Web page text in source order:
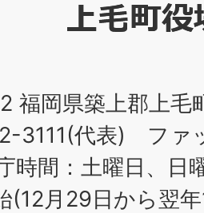
福岡県築上郡上毛
3111(代表) ファ
時間：土曜日、日
(12月29日から翌